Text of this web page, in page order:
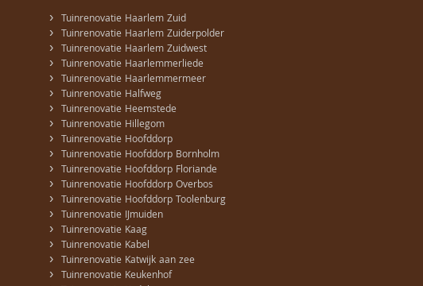
› Tuinrenovatie Haarlem Zuid
› Tuinrenovatie Haarlem Zuiderpolder
› Tuinrenovatie Haarlem Zuidwest
› Tuinrenovatie Haarlemmerliede
› Tuinrenovatie Haarlemmermeer
› Tuinrenovatie Halfweg
› Tuinrenovatie Heemstede
› Tuinrenovatie Hillegom
› Tuinrenovatie Hoofddorp
› Tuinrenovatie Hoofddorp Bornholm
› Tuinrenovatie Hoofddorp Floriande
› Tuinrenovatie Hoofddorp Overbos
› Tuinrenovatie Hoofddorp Toolenburg
› Tuinrenovatie IJmuiden
› Tuinrenovatie Kaag
› Tuinrenovatie Kabel
› Tuinrenovatie Katwijk aan zee
› Tuinrenovatie Keukenhof